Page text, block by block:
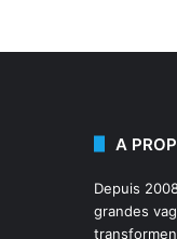
A
Depuis
grandes